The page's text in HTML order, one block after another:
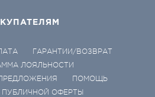
ГАРАНТИИ/ВОЗВРАТ
ЛОЯЛЬНОСТИ
ПОМОЩЬ
ОФЕРТЫ